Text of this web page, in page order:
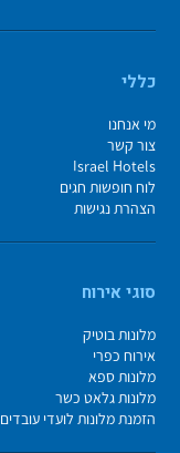
כללי
מי אנחנו
צור קשר
Israel Hotels
לוח חופשות חגים
הצהרת נגישות
סוגי אירוח
מלונות בוטיק
אירוח כפרי
מלונות ספא
מלונות גלאט כשר
הזמנת מלונות לועדי עובדים